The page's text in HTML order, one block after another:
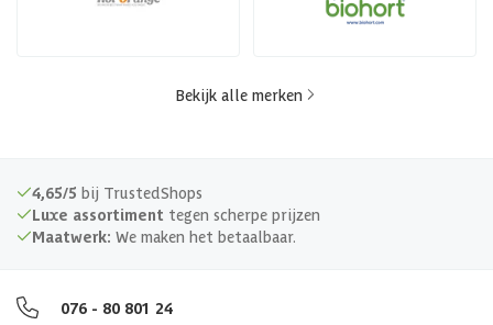
Bekijk alle merken
4,65/5 bij TrustedShops
Luxe assortiment tegen scherpe prijzen
Maatwerk: We maken het betaalbaar.
076 - 80 801 24